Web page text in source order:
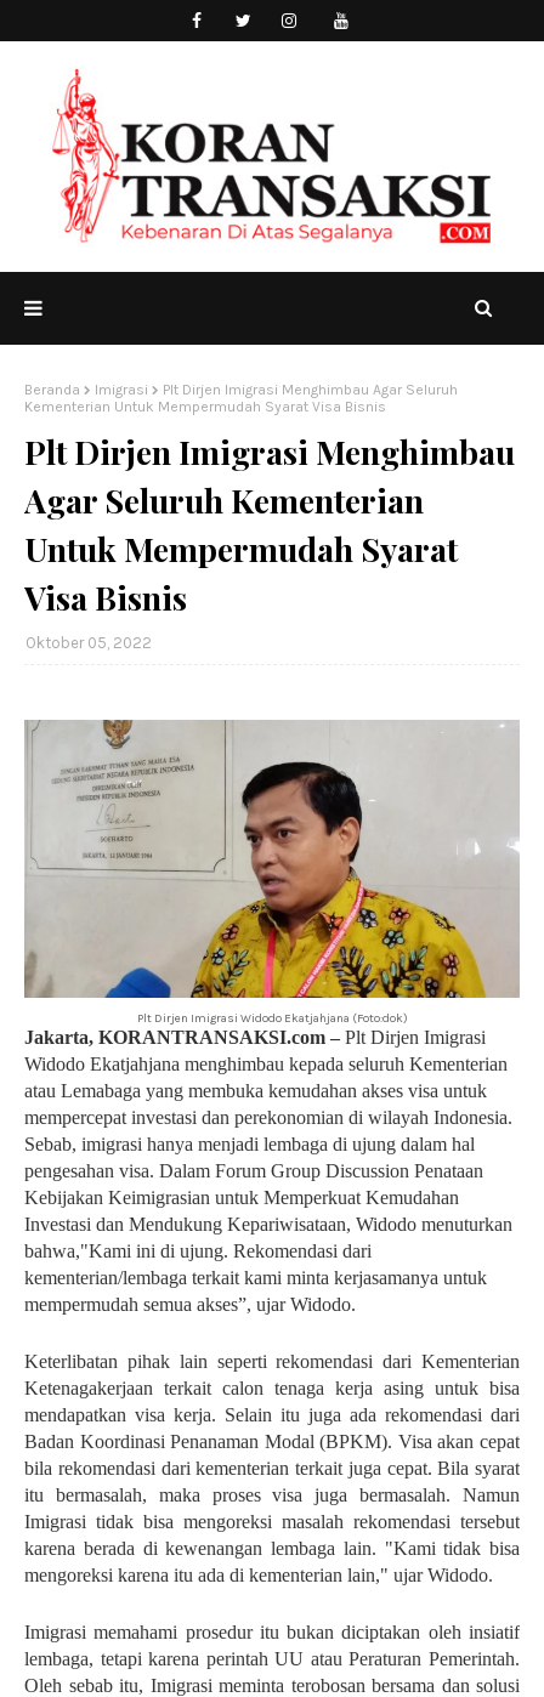
Beranda Imigrasi
Plt Dirjen Imigrasi Menghimbau Agar Seluruh
Kementerian Untuk Mempermudah Syarat Visa Bisnis
Plt Dirjen Imigrasi Menghimbau
Agar Seluruh Kementerian
Untuk Mempermudah Syarat
Visa Bisnis
Oktober 05, 2022
Plt Dirjen Imigrasi Widodo Ekatjahjana (Foto:dok)
Jakarta, KORANTRANSAKSI.com – Plt Dirjen Imigrasi
Widodo Ekatjahjana menghimbau kepada seluruh Kementerian
atau Lemabaga yang membuka kemudahan akses visa untuk
mempercepat investasi dan perekonomian di wilayah Indonesia.
Sebab, imigrasi hanya menjadi lembaga di ujung dalam hal
pengesahan visa. Dalam Forum Group Discussion Penataan
Kebijakan Keimigrasian untuk Memperkuat Kemudahan
Investasi dan Mendukung Kepariwisataan, Widodo menuturkan
bahwa,"Kami ini di ujung. Rekomendasi dari
kementerian/lembaga terkait kami minta kerjasamanya untuk
mempermudah semua akses”, ujar Widodo.
Keterlibatan pihak lain seperti rekomendasi dari Kementerian
Ketenagakerjaan terkait calon tenaga kerja asing untuk bisa
mendapatkan visa kerja. Selain itu juga ada rekomendasi dari
Badan Koordinasi Penanaman Modal (BPKM). Visa akan cepat
bila rekomendasi dari kementerian terkait juga cepat. Bila syarat
itu bermasalah, maka proses visa juga bermasalah. Namun
Imigrasi tidak bisa mengoreksi masalah rekomendasi tersebut
karena berada di kewenangan lembaga lain. "Kami tidak bisa
mengoreksi karena itu ada di kementerian lain," ujar Widodo.
Imigrasi memahami prosedur itu bukan diciptakan oleh insiatif
lembaga, tetapi karena perintah UU atau Peraturan Pemerintah.
Oleh sebab itu, Imigrasi meminta terobosan bersama dan solusi